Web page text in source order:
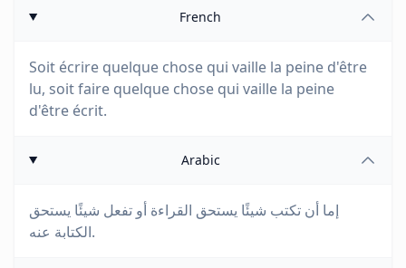
French
Soit écrire quelque chose qui vaille la peine d'être
lu, soit faire quelque chose qui vaille la peine
d'être écrit.
Arabic
إما أن تكتب شيئًا يستحق القراءة أو تفعل شيئًا يستحق
الكتابة عنه.